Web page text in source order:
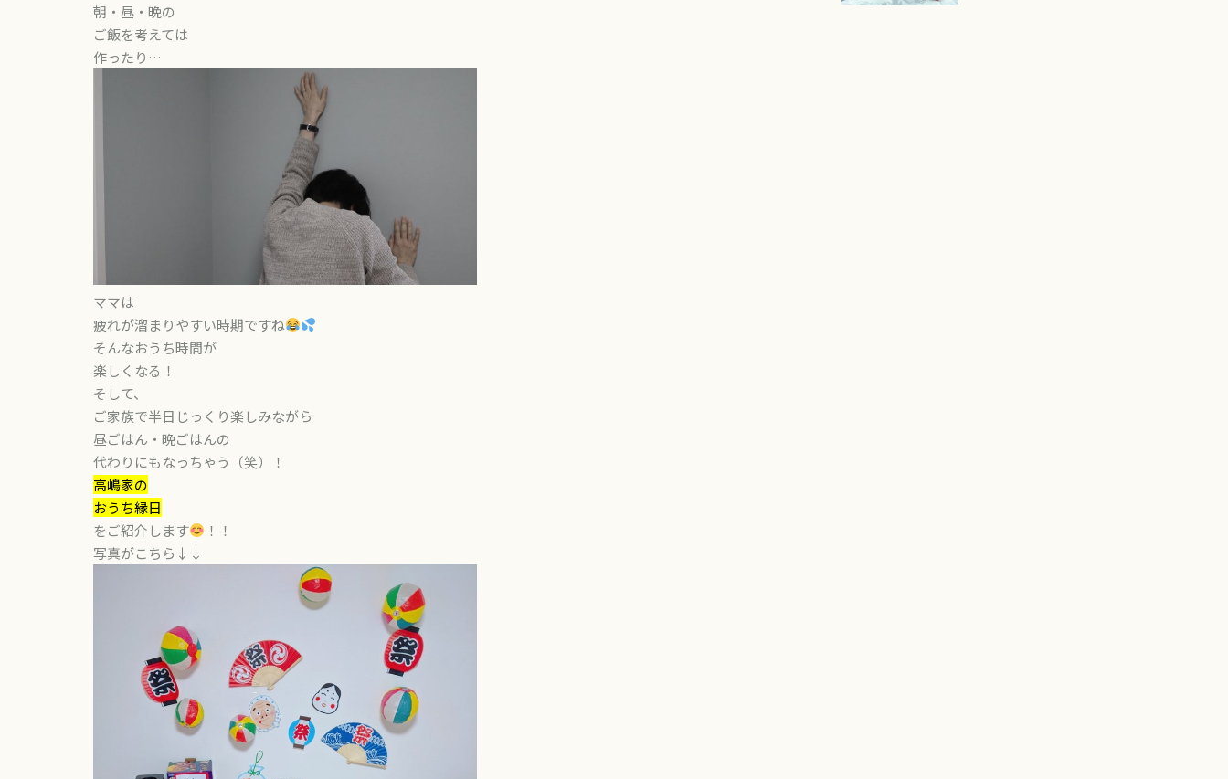
朝・昼・晩の
ご飯を考えては
作ったり…
ママは
疲れが溜まりやすい時期ですね
そんなおうち時間が
楽しくなる！
そして、
ご家族で半日じっくり楽しみながら
昼ごはん・晩ごはんの
代わりにもなっちゃう（笑）！
高嶋家の
おうち縁日
をご紹介します
！！
写真がこちら↓↓